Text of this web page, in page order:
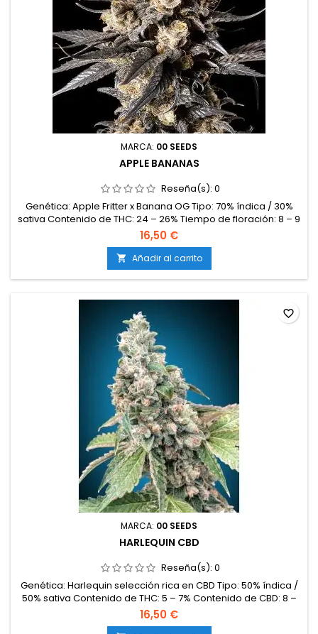
MARCA: 00 SEEDS
APPLE BANANAS
Reseña(s): 0
Genética: Apple Fritter x Banana OG Tipo: 70% índica / 30%
sativa Contenido de THC: 24 – 26% Tiempo de floración: 8 – 9
semanas en interior Producción en interior: 500 – 600 g/m²
Producción en exterior: 700 – 950 g/planta Altura: 90 – 130 cm
en interior; hasta 230 cm en exterior Aromas y
sabores: Manzana dulce, plátano maduro, frutas tropicales y
un...
16,50 €
 Añadir al carrito
MARCA: 00 SEEDS
HARLEQUIN CBD
Reseña(s): 0
Genética: Harlequin selección rica en CBD Tipo: 50% índica /
50% sativa Contenido de THC: 5 – 7% Contenido de CBD: 8 –
12% Ratio THC:CBD: 1:2 Tiempo de floración: 8 – 9 semanas en
interior Producción en interior: 450 – 500 g/m² Producción en
16,50 €
favorite_border